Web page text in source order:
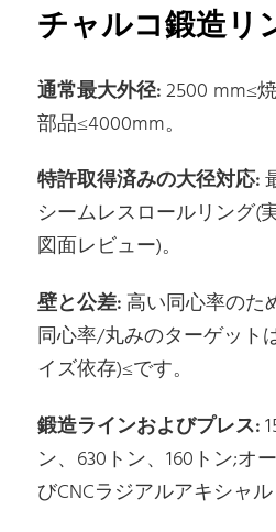
チャルコ鍛造リ
通常最大外径:2500 mm≤
部品≤4000mm。
特許取得済みの大径対応:
シームレスロールリング(
図面レビュー)。
壁と公差: 高い同心率のた
同心率/丸みのターゲット
イズ依存)≤です。
鍛造ラインおよびプレス:
ン、630トン、160トン;オ
びCNCラジアルアキシャル